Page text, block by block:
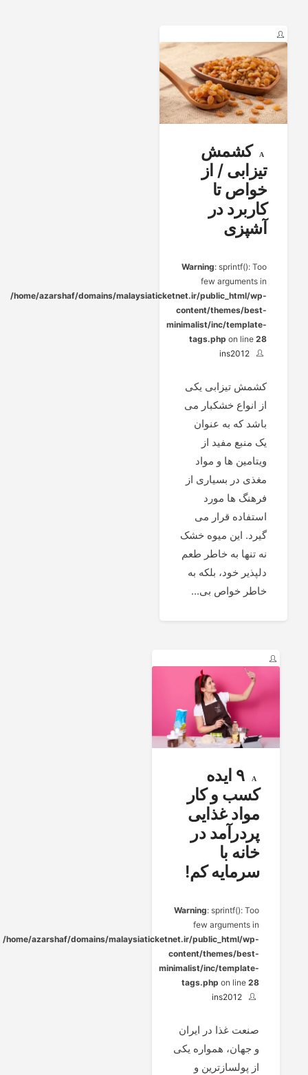
کشمش
تیزابی / از
خواص تا
کاربرد در
آشپزی
Warning: sprintf(): Too
few arguments in
/home/azarshaf/domains/malaysiaticketnet.ir/public_html/wp-
content/themes/best-
minimalist/inc/template-
tags.php on line 28
ins2012
کشمش تیزابی یکی
از انواع خشکبار می
باشد که به عنوان
یک منبع مفید از
ویتامین ها و مواد
مغذی در بسیاری از
فرهنگ ها مورد
استفاده قرار می
گیرد. این میوه خشک
نه تنها به خاطر طعم
دلپذیر خود، بلکه به
خاطر خواص بی...
۹ ایده
کسب و کار
مواد غذایی
پردرآمد در
خانه با
سرمایه کم!
Warning: sprintf(): Too
few arguments in
/home/azarshaf/domains/malaysiaticketnet.ir/public_html/wp-
content/themes/best-
minimalist/inc/template-
tags.php on line28
ins2012
صنعت غذا در ایران
و جهان، همواره یکی
از پولسازترین و